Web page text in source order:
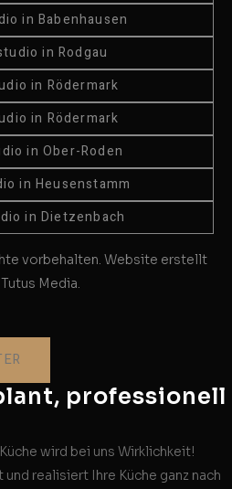
in Babenhausen
in Rodgau
in Rödermark
in Rödermark
in Ober-Roden
in Heusenstamm
in Dietzenbach
vorbehalten. Website erstellt
Media.
professionell
wird bei uns Wirklichkeit!
realisiert Ihre Küche ganz nach